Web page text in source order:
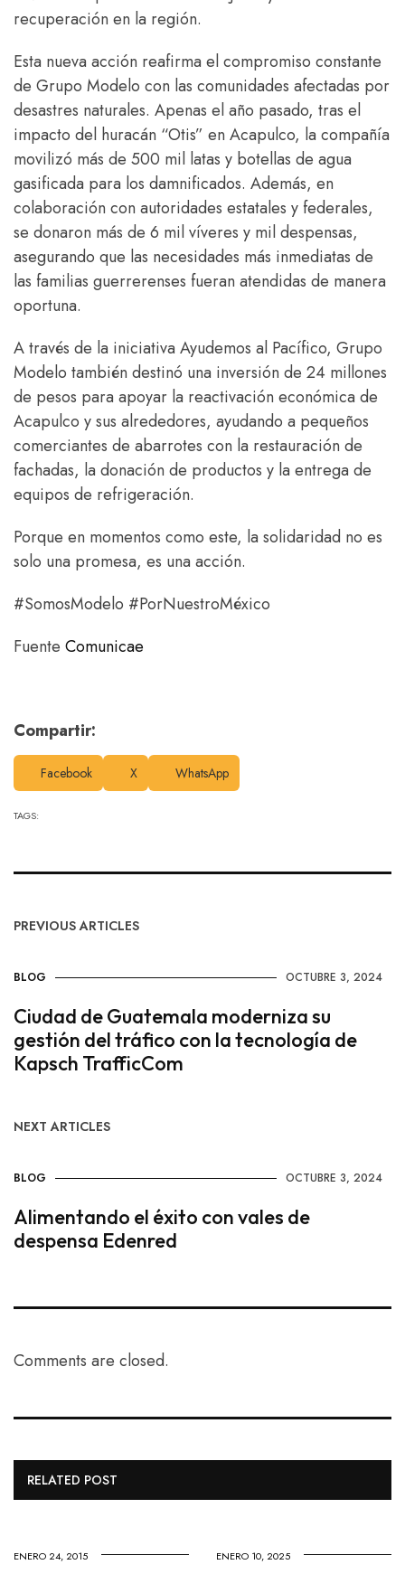
recuperación en la región.
Esta nueva acción reafirma el compromiso constante
de Grupo Modelo con las comunidades afectadas por
desastres naturales. Apenas el año pasado, tras el
impacto del huracán “Otis” en Acapulco, la compañía
movilizó más de 500 mil latas y botellas de agua
gasificada para los damnificados. Además, en
colaboración con autoridades estatales y federales,
se donaron más de 6 mil víveres y mil despensas,
asegurando que las necesidades más inmediatas de
las familias guerrerenses fueran atendidas de manera
oportuna.
A través de la iniciativa Ayudemos al Pacífico, Grupo
Modelo también destinó una inversión de 24 millones
de pesos para apoyar la reactivación económica de
Acapulco y sus alrededores, ayudando a pequeños
comerciantes de abarrotes con la restauración de
fachadas, la donación de productos y la entrega de
equipos de refrigeración.
Porque en momentos como este, la solidaridad no es
solo una promesa, es una acción.
#SomosModelo #PorNuestroMéxico
Fuente Comunicae
Compartir:
Facebook X WhatsApp
TAGS:
PREVIOUS ARTICLES
BLOG OCTUBRE 3, 2024
Ciudad de Guatemala moderniza su
gestión del tráfico con la tecnología de
Kapsch TrafficCom
NEXT ARTICLES
BLOG OCTUBRE 3, 2024
Alimentando el éxito con vales de
despensa Edenred
Comments are closed.
RELATED POST
ENERO 24, 2015 ENERO 10, 2025